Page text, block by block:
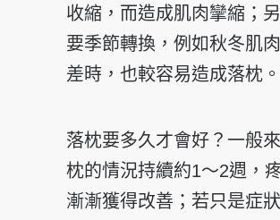
收縮，而造成肌肉攣縮；
要季節轉換，例如秋冬肌
差時，也較容易造成落枕。
落枕要多久才會好？一般
枕的情況持續約1～2週，
漸漸獲得改善；若只是症